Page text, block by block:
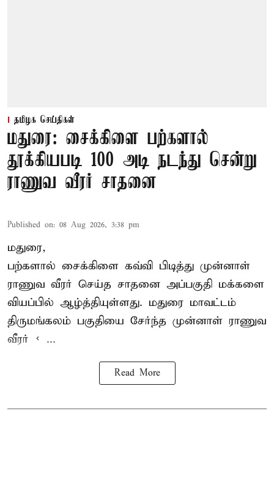
தமிழக செய்திகள்
மதுரை: சைக்கிளை பற்களால்
தூக்கியபடி 100 அடி நடந்து சென்று
ராணுவ வீரர் சாதனை
Published on: 08 Aug 2026, 3:38 pm
மதுரை,
பற்களால் சைக்கிளை கவ்வி பிடித்து முன்னாள்
ராணுவ வீரர் செய்த சாதனை அப்பகுதி மக்களை
வியப்பில் ஆழ்த்தியுள்ளது. மதுரை மாவட்டம்
திருமங்கலம் பகுதியை சேர்ந்த முன்னாள் ராணுவ
வீரர் < ...
Read More